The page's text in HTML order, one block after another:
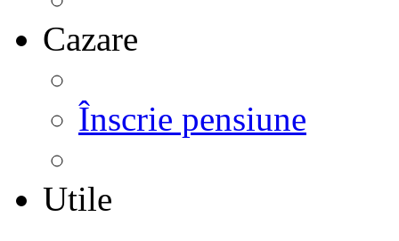
Cazare
Înscrie pensiune
Utile